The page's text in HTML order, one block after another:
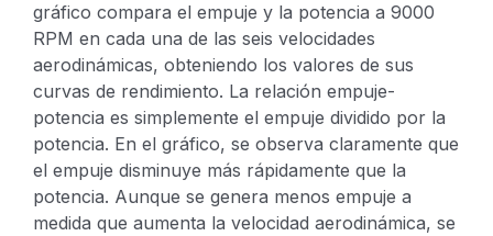
gráfico compara el empuje y la potencia a 9000
RPM en cada una de las seis velocidades
aerodinámicas, obteniendo los valores de sus
curvas de rendimiento. La relación empuje-
potencia es simplemente el empuje dividido por la
potencia. En el gráfico, se observa claramente que
el empuje disminuye más rápidamente que la
potencia. Aunque se genera menos empuje a
medida que aumenta la velocidad aerodinámica, se